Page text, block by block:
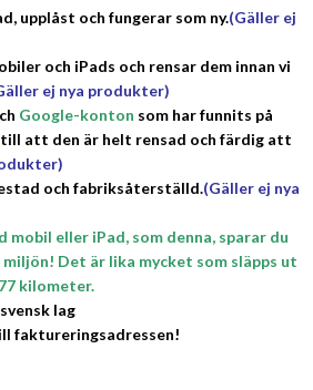
upplåst och fungerar som ny.(Gäller ej
och iPads och rensar dem innan vi
ej nya produkter)
Google-konton som har funnits på
att den är helt rensad och färdig att
och fabriksåterställd.(Gäller ej nya
mobil eller iPad, som denna, sparar du
Det är lika mycket som släpps ut
kilometer.
lag
faktureringsadressen!